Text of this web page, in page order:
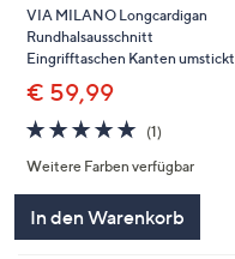
VIA MILANO Longcardigan
Rundhalsausschnitt
Eingrifftaschen Kanten umstickt
€ 59,99
5.0
von
5
(1)1
Weitere Farben verfügbar
In den Warenkorb